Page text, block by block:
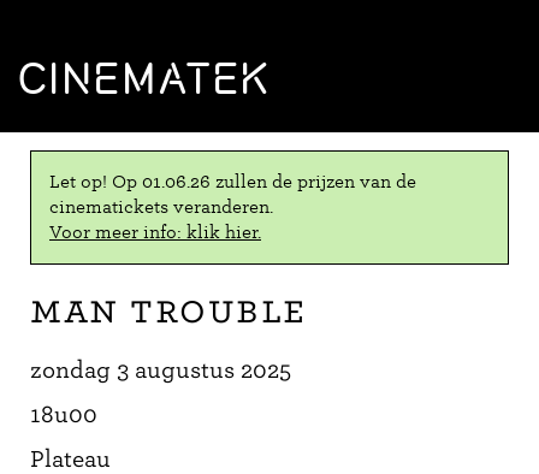
CINEMATEK
Let op! Op 01.06.26 zullen de prijzen van de
cinematickets veranderen.
Voor meer info: klik hier.
Man Trouble
zondag 3 augustus 2025
18u00
Plateau